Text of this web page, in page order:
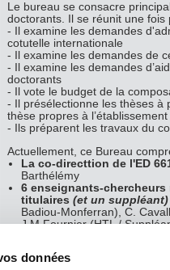
données
Le bureau se consacre
doctorants. Il se réunit une
- Il examine les demandes
cotutelle internationale
- Il examine les demandes de
- Il examine les demandes
doctorants
- Il vote le budget de la
- Il présélectionne les thèses à
thèse propres à
- Ils préparent les travaux du
Actuellement, ce Bureau
La co-directtion de l'ED
Barthélémy
6 enseignants-
titulaires (et un suppléant)
Badiou-Monferran), C.
J.M Fournier (HTL /
1 représentante de la